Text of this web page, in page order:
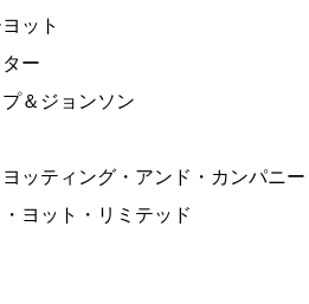
ット
ー
＆ジョンソン
ッティング・アンド・カンパニー
ヨット・リミテッド